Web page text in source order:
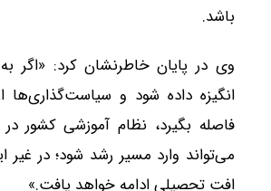
باشد.
وی در پایان خاطرنشان کرد: «اگر
انگیزه داده شود و
فاصله بگیرد، نظام آموزشی کشور
می‌تواند وارد مسیر رشد شود؛ در
افت تحصیلی ادامه خواهد یافت.»